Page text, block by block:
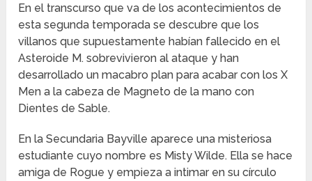
En el transcurso que va de los acontecimientos de
esta segunda temporada se descubre que los
villanos que supuestamente habían fallecido en el
Asteroide M. sobrevivieron al ataque y han
desarrollado un macabro plan para acabar con los X
Men a la cabeza de Magneto de la mano con
Dientes de Sable.
En la Secundaria Bayville aparece una misteriosa
estudiante cuyo nombre es Misty Wilde. Ella se hace
amiga de Rogue y empieza a intimar en su círculo